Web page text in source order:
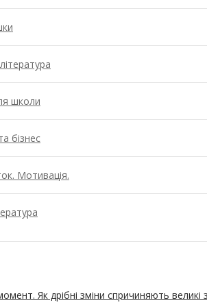
школи
бізнес
Мотивація.
Як дрібні зміни спричиняють великі